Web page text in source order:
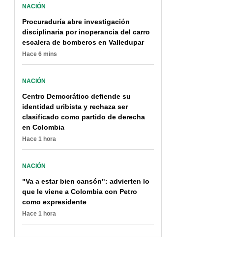
NACIÓN
Procuraduría abre investigación
disciplinaria por inoperancia del carro
escalera de bomberos en Valledupar
Hace 6 mins
NACIÓN
Centro Democrático defiende su
identidad uribista y rechaza ser
clasificado como partido de derecha
en Colombia
Hace 1 hora
NACIÓN
"Va a estar bien cansón": advierten lo
que le viene a Colombia con Petro
como expresidente
Hace 1 hora